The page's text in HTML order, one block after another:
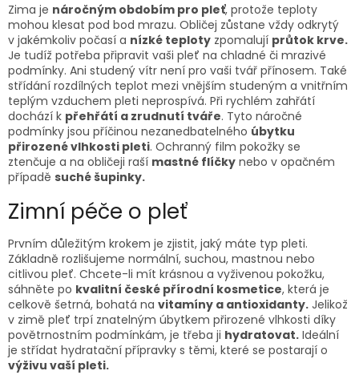
Zima je náročným obdobím pro pleť, protože teploty
mohou klesat pod bod mrazu. Obličej zůstane vždy odkrytý
v jakémkoliv počasí a nízké teploty zpomalují průtok krve.
Je tudíž potřeba připravit vaši pleť na chladné či mrazivé
podmínky. Ani studený vítr není pro vaši tvář přínosem. Také
střídání rozdílných teplot mezi vnějším studeným a vnitřním
teplým vzduchem pleti neprospívá. Při rychlém zahřátí
dochází k přehřátí a zrudnutí tváře. Tyto náročné
podmínky jsou příčinou nezanedbatelného úbytku
přirozené vlhkosti pleti. Ochranný film pokožky se
ztenčuje a na obličeji raší mastné flíčky nebo v opačném
případě suché šupinky.
Zimní péče o pleť
Prvním důležitým krokem je zjistit, jaký máte typ pleti.
Základně rozlišujeme normální, suchou, mastnou nebo
citlivou pleť. Chcete-li mít krásnou a vyživenou pokožku,
sáhněte po kvalitní české přírodní kosmetice, která je
celkově šetrná, bohatá na vitamíny a antioxidanty. Jelikož
v zimě pleť trpí znatelným úbytkem přirozené vlhkosti díky
povětrnostním podmínkám, je třeba ji hydratovat. Ideální
je střídat hydratační přípravky s těmi, které se postarají o
výživu vaší pleti.